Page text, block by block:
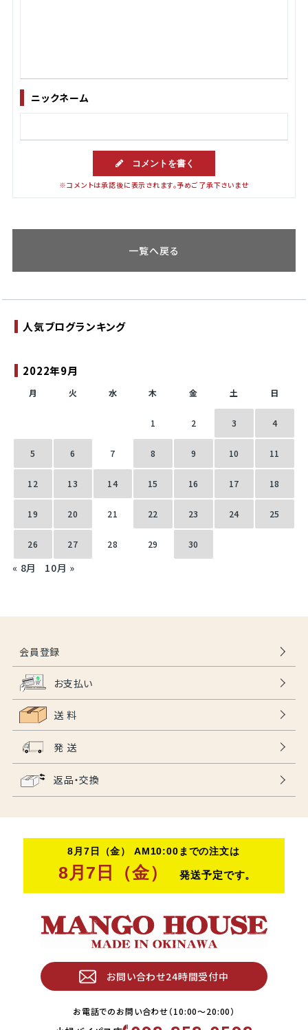
ニックネーム
コメントを書く
※コメントは承認後に表示されます。予めご了承下さいませ
一覧へ戻る
2022年9月
月 火 水 木 金 土 日
1 2 3 4
5 6 7 8 9 10 11
12 13 14 15 16 17 18
19 20 21 22 23 24 25
26 27 28 29 30
« 8月 10月 »
人気ブログランキング
会員登録
お支払い
送 料
発 送
返品・交換
お問い合わせ24時間受付中
お電話でのお問い合わせ（10:00〜20:00）